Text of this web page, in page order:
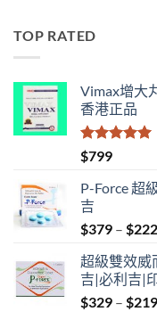
TOP RATED
Vimax增大
香港正品
評分
滿分 5
$799
P-Force 超
吉
$379 – $
超級雙效威
吉|必利吉|
$329 – $